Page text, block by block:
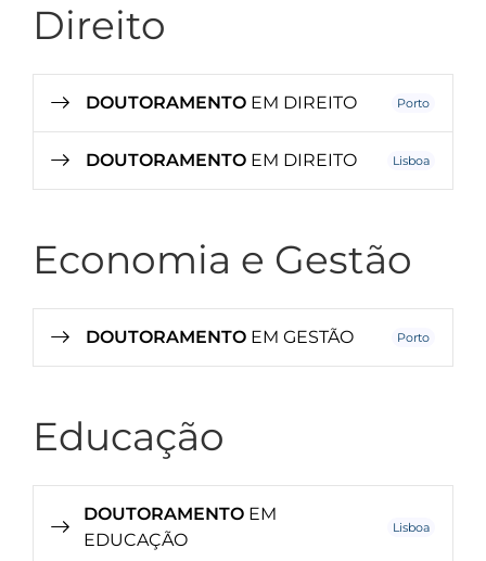
Direito
DOUTORAMENTO EM DIREITO Porto
DOUTORAMENTO EM DIREITO Lisboa
Economia e Gestão
DOUTORAMENTO EM GESTÃO Porto
Educação
DOUTORAMENTOEM
EDUCAÇÃO
Lisboa